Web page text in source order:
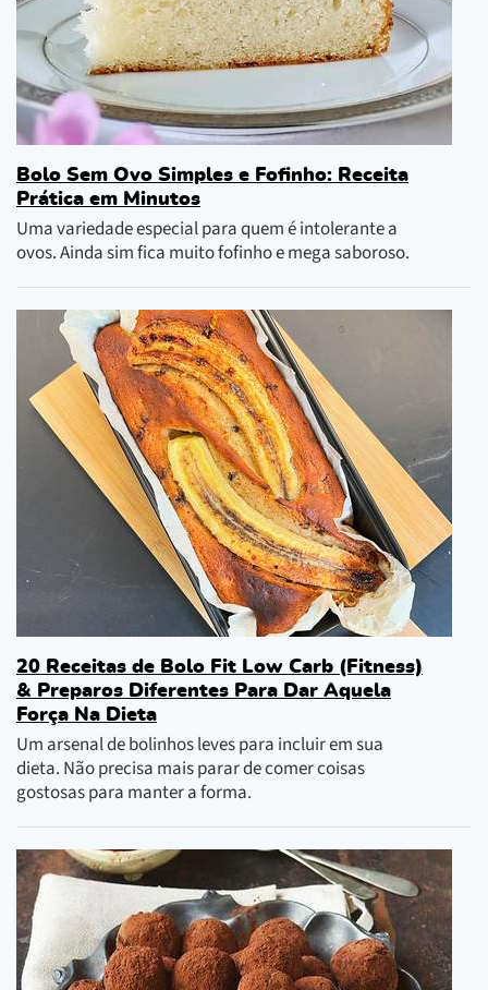
Bolo Sem Ovo Simples e Fofinho: Receita
Prática em Minutos
Uma variedade especial para quem é intolerante a
ovos. Ainda sim fica muito fofinho e mega saboroso.
20 Receitas de Bolo Fit Low Carb (Fitness)
& Preparos Diferentes Para Dar Aquela
Força Na Dieta
Um arsenal de bolinhos leves para incluir em sua
dieta. Não precisa mais parar de comer coisas
gostosas para manter a forma.